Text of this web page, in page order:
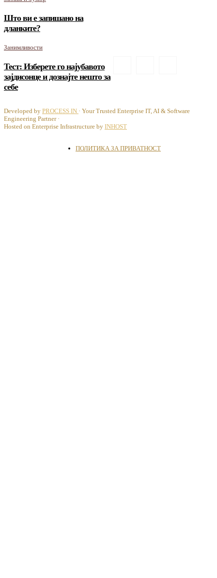
Што ви е запишано на
дланките?
Занимливости
Тест: Изберете го најубавото
зајдисонце и дознајте нешто за
себе
Developed by PROCESS IN · Your Trusted Enterprise IT, AI & Software
Engineering Partner ·
Hosted on Enterprise Infrastructure by INHOST
ПОЛИТИКА ЗА ПРИВАТНОСТ